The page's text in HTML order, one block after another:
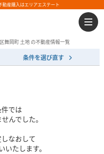
動産購入はエリアエステート
舞岡町 土地 の不動産情報一覧
条件を選び直す
では
んでした。
なおして
いたします。